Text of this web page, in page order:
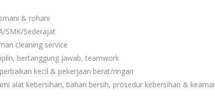
& rohani
SMK/Sederajat
cleaning service
bertanggung jawab, teamwork
kecil & pekerjaan berat/ringan
alat kebersihan, bahan bersih, prosedur kebersihan &